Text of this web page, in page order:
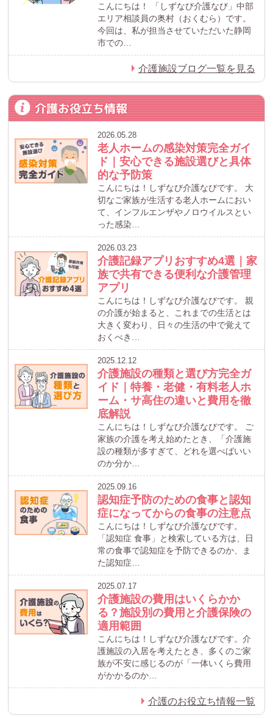
こんにちは！ 「しずなび介護なび」中部
エリア相談員の奥村（おくむら）です。
今回は、私が担当させていただいた静岡
市での…
介護施設ブログ一覧を見る
介護お役立ち情報
2026.05.28
老人ホームの感染対策完全ガイ
ド｜安心できる施設選びと具体
的な予防策
こんにちは！しずなび介護なびです。 大
切なご家族が生活する老人ホームにおい
て、インフルエンザやノロウイルスとい
った感染…
2026.03.23
介護記録アプリおすすめ4選｜家
族で共有できる便利な介護管理
アプリ
こんにちは！しずなび介護なびです。 親
の介護が始まると、これまでの生活とは
大きく変わり、日々の生活の中で覚えて
おくべき…
2025.12.12
介護施設の種類と選び方完全ガ
イド｜特養・老健・有料老人ホ
ーム・サ高住の違いと費用を徹
底解説
こんにちは！しずなび介護なびです。 ご
家族の介護を考え始めたとき、「介護施
設の種類が多すぎて、どれを選べばいい
のか分か…
2025.09.16
認知症予防のための食事と認知
症になってからの食事の注意点
こんにちは！しずなび介護なびです。
「認知症 食事」と検索している方は、日
常の食事で認知症を予防できるのか、ま
た認知症…
2025.07.17
介護施設の費用はいくらかか
る？施設別の費用と介護保険の
適用範囲
こんにちは！しずなび介護なびです。介
護施設の入居を考えたとき、多くのご家
族が不安に感じるのが「一体いくら費用
がかかるのか…
介護のお役立ち情報一覧